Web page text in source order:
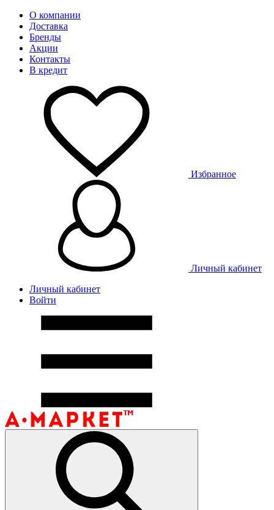
О компании
Доставка
Бренды
Акции
Контакты
В кредит
Избранное
Личный кабинет
Личный кабинет
Войти